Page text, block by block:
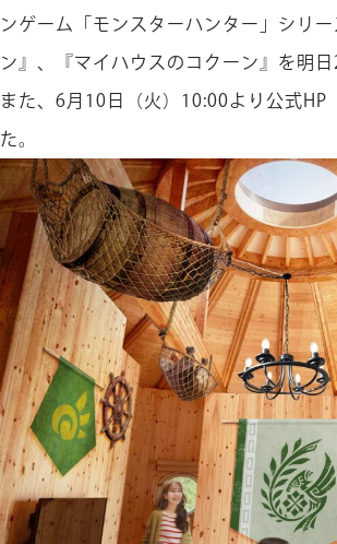
ンゲーム「モンスターハンター」シリ
ン』、『マイハウスのコクーン』を明
また、6月10日（火）10:00より公式HP
た。